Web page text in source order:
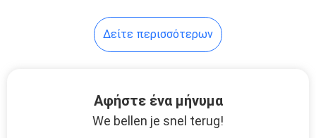
μαγνητικός
τυμπάνων
Δείτε περισσότερων
Αφήστε ένα μήνυμα
We bellen je snel terug!